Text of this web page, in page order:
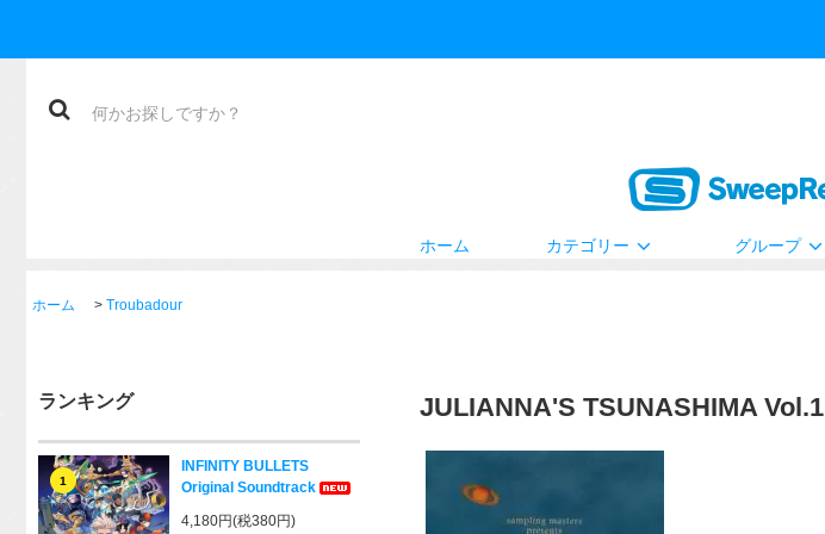
ホーム カテゴリー グループ
ホーム > Troubadour
ランキング
1
INFINITY BULLETS
Original Soundtrack
4,180円(税380円)
JULIANNA'S TSUNASHIMA Vol.1